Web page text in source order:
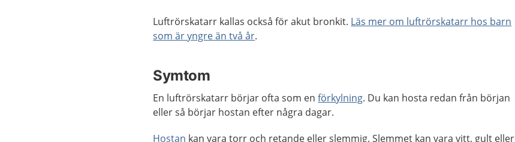
Luftrörskatarr kallas också för akut bronkit. Läs mer om luftrörskatarr hos barn
som är yngre än två år.
Symtom
En luftrörskatarr börjar ofta som enförkylning. Du kan hosta redan från början
eller så börjar hostan efter några dagar.
Hostan kan vara torr och retande eller slemmig. Slemmet kan vara vitt, gult eller